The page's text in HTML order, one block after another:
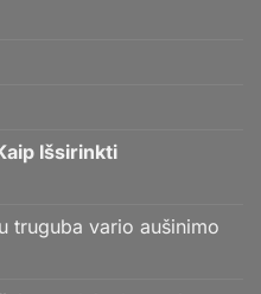
Išsirinkti
truguba vario aušinimo